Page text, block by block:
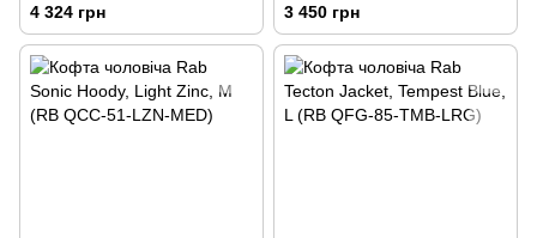
4 324 грн 3 450 грн